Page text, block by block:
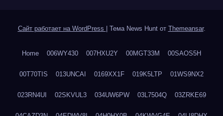
Сайт работает на WordPress Тема News Hunt от Themeansar.
Home 006WY430 007HXU2Y 00MGT33M 00SAOS5H
00T70TIS 013UNCAI 0169XX1F 019K5LTP 01WS9NX2
023RN4UI 02SKVUL3 034UW6PW 03L7504Q 03ZRKE69